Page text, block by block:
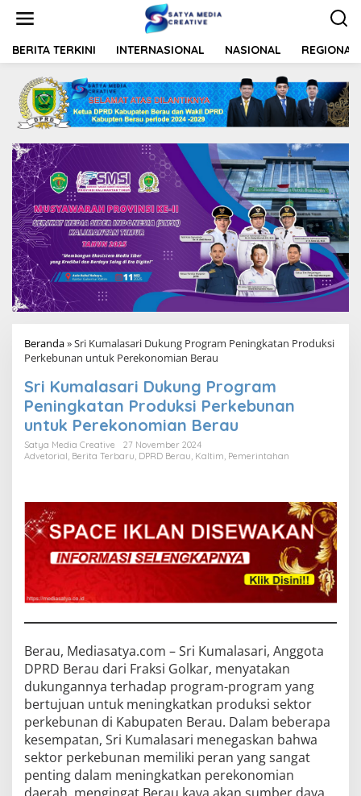
t
BERITA TERKINI INTERNASIONAL NASIONAL REGIONAL
Beranda»Sri Kumalasari Dukung Program Peningkatan Produksi
Perkebunan untuk Perekonomian Berau
Sri Kumalasari Dukung Program
Peningkatan Produksi Perkebunan
untuk Perekonomian Berau
Satya Media Creative
27 November 2024
Advetorial Berita Terbaru DPRD Berau Kaltim Pemerintahan
Berau, Mediasatya.com – Sri Kumalasari, Anggota
DPRD Berau dari Fraksi Golkar, menyatakan
dukungannya terhadap program-program yang
bertujuan untuk meningkatkan produksi sektor
perkebunan di Kabupaten Berau. Dalam beberapa
kesempatan, Sri Kumalasari menegaskan bahwa
sektor perkebunan memiliki peran yang sangat
penting dalam meningkatkan perekonomian